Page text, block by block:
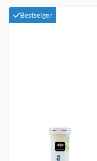
Bestselger